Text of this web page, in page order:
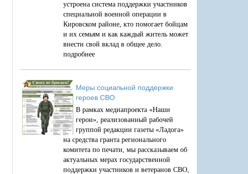
устроена система поддержки участников
специальной военной операции в
Кировском районе, кто помогает бойцам
и их семьям и как каждый житель может
внести свой вклад в общее дело.
подробнее
Меры социальной поддержки
героев СВО
В рамках медиапроекта «Наши
герои», реализованный рабочей
группой редакции газеты «Ладога»
на средства гранта регионального
комитета по печати, мы рассказываем об
актуальных мерах государственной
поддержки участников и ветеранов СВО,